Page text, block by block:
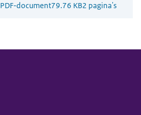
PDF-document79.76 KB2 pagina's